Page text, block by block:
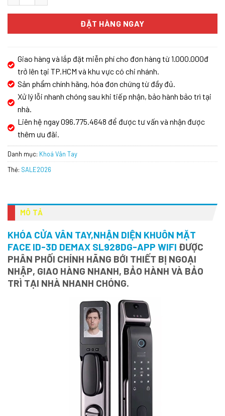
ĐẶT HÀNG NGAY
Giao hàng và lắp đặt miễn phí cho đơn hàng từ 1.000.000đ
trở lên tại TP.HCM và khu vực có chi nhánh.
Sản phẩm chính hãng, hóa đơn chứng từ đầy đủ.
Xử lý lỗi nhanh chóng sau khi tiếp nhận, bảo hành bảo trì tại
nhà.
Liên hệ ngay 096.775.4648 để được tư vấn và nhận được
thêm ưu đãi.
Danh mục: Khoá Vân Tay
Thẻ: SALE2026
MÔ TẢ
KHÓA CỬA VÂN TAY,NHẬN DIỆN KHUÔN MẶT
FACE ID-3D DEMAX SL928DG-APP WIFI ĐƯỢC
PHÂN PHỐI CHÍNH HÃNG BỚI THIẾT BỊ NGOẠI
NHẬP, GIAO HÀNG NHANH, BẢO HÀNH VÀ BẢO
TRÌ TẠI NHÀ NHANH CHÓNG.